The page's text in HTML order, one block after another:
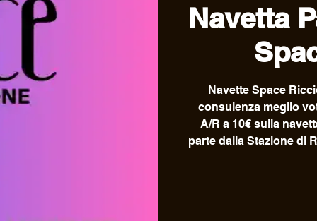
Navetta
Navette Space
consulenza meglio
A/R a 10€ sulla
parte dalla Stazione di